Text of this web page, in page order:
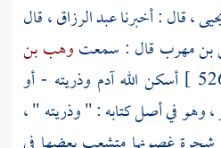
،قال : أخبرناعبد الرزاق ،قال
بن مهرب قال : سمعتوهب بن
أسكن اللهآدم وذريته - أو
، وهو في أصل كتابه : " وذريته " ،